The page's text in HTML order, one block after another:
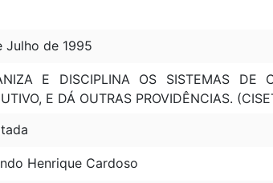
Julho de 1995
E DISCIPLINA OS SISTEMAS DE
E DÁ OUTRAS PROVIDÊNCIAS.
Henrique Cardoso